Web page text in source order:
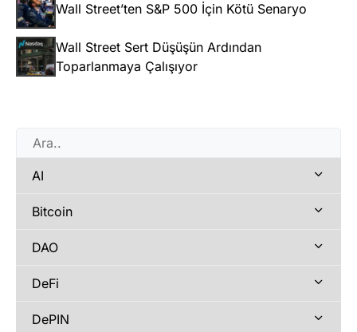
Wall Street’ten S&P 500 İçin Kötü Senaryo
Wall Street Sert Düşüşün Ardından
Toparlanmaya Çalışıyor
AI
Bitcoin
DAO
DeFi
DePIN